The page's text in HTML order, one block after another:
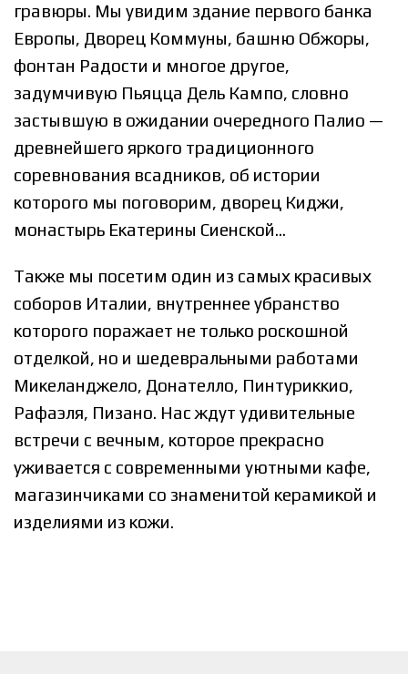
гравюры. Мы увидим здание первого банка
Европы, Дворец Коммуны, башню Обжоры,
фонтан Радости и многое другое,
задумчивую Пьяцца Дель Кампо, словно
застывшую в ожидании очередного Палио —
древнейшего яркого традиционного
соревнования всадников, об истории
которого мы поговорим, дворец Киджи,
монастырь Екатерины Сиенской…
Также мы посетим один из самых красивых
соборов Италии, внутреннее убранство
которого поражает не только роскошной
отделкой, но и шедевральными работами
Микеланджело, Донателло, Пинтуриккио,
Рафаэля, Пизано. Нас ждут удивительные
встречи с вечным, которое прекрасно
уживается с современными уютными кафе,
магазинчиками со знаменитой керамикой и
изделиями из кожи.